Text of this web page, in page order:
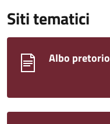
Siti tematici
Albo pretorio